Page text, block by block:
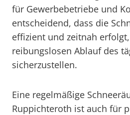
für Gewerbebetriebe und
entscheidend, dass die
effizient und zeitnah
reibungslosen Ablauf des
sicherzustellen.
Eine regelmäßige
Ruppichteroth ist auch für